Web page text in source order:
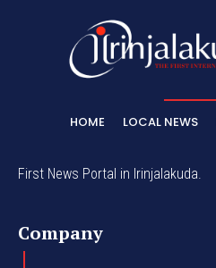
HOME LOCAL NEWS
First News Portal in Irinjalakuda.
Company